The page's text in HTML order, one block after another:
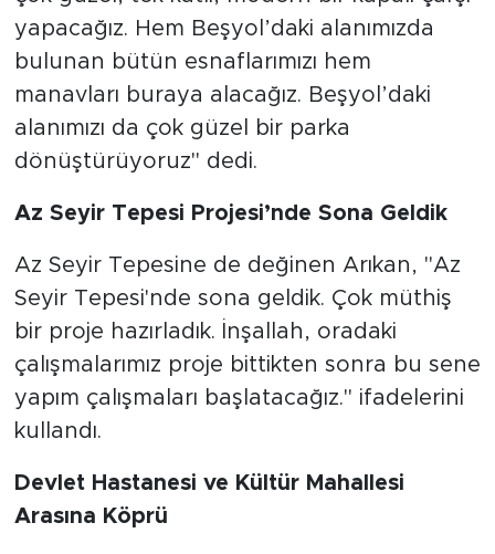
yapacağız. Hem Beşyol’daki alanımızda
bulunan bütün esnaflarımızı hem
manavları buraya alacağız. Beşyol’daki
alanımızı da çok güzel bir parka
dönüştürüyoruz" dedi.
Az Seyir Tepesi Projesi’nde Sona Geldik
Az Seyir Tepesine de değinen Arıkan, "Az
Seyir Tepesi'nde sona geldik. Çok müthiş
bir proje hazırladık. İnşallah, oradaki
çalışmalarımız proje bittikten sonra bu sene
yapım çalışmaları başlatacağız." ifadelerini
kullandı.
Devlet Hastanesi ve Kültür Mahallesi
Arasına Köprü